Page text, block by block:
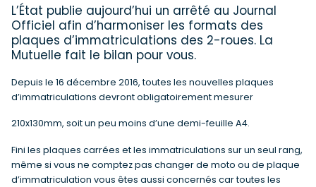
L’État publie aujourd’hui un arrêté au Journal
Officiel afin d’harmoniser les formats des
plaques d’immatriculations des 2-roues. La
Mutuelle fait le bilan pour vous.
Depuis le 16 décembre 2016, toutes les nouvelles plaques
d’immatriculations devront obligatoirement mesurer
210x130mm, soit un peu moins d’une demi-feuille A4.
Fini les plaques carrées et les immatriculations sur un seul rang,
même si vous ne comptez pas changer de moto ou de plaque
d’immatriculation vous êtes aussi concernés car toutes les